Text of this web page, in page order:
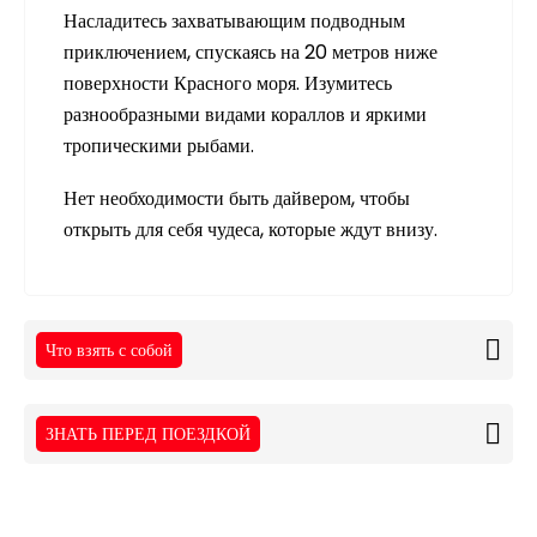
Насладитесь захватывающим подводным
приключением, спускаясь на 20 метров ниже
поверхности Красного моря. Изумитесь
разнообразными видами кораллов и яркими
тропическими рыбами.
Нет необходимости быть дайвером, чтобы
открыть для себя чудеса, которые ждут внизу.
Что взять с собой
ЗНАТЬ ПЕРЕД ПОЕЗДКОЙ